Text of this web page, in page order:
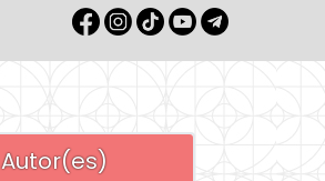
Autor(es)